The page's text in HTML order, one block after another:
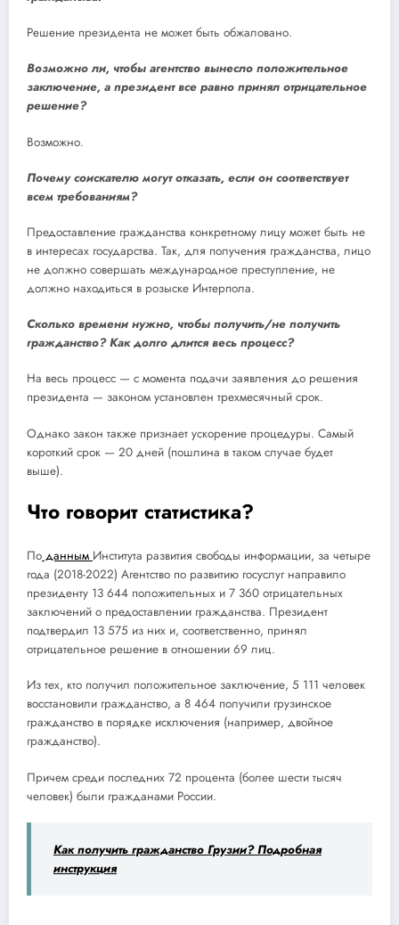
Решение президента не может быть обжаловано.
Возможно ли, чтобы агентство вынесло положительное
заключение, а президент все равно принял отрицательное
решение?
Возможно.
Почему соискателю могут отказать, если он соответствует
всем требованиям?
Предоставление гражданства конкретному лицу может быть не
в интересах государства. Так, для получения гражданства, лицо
не должно совершать международное преступление, не
должно находиться в розыске Интерпола.
Сколько времени нужно, чтобы получить/не получить
гражданство? Как долго длится весь процесс?
На весь процесс — с момента подачи заявления до решения
президента — законом установлен трехмесячный срок.
Однако закон также признает ускорение процедуры. Самый
короткий срок — 20 дней (пошлина в таком случае будет
выше).
Что говорит статистика?
По данным Института развития свободы информации, за четыре
года (2018-2022) Агентство по развитию госуслуг направило
президенту 13 644 положительных и 7 360 отрицательных
заключений о предоставлении гражданства. Президент
подтвердил 13 575 из них и, соответственно, принял
отрицательное решение в отношении 69 лиц.
Из тех, кто получил положительное заключение, 5 111 человек
восстановили гражданство, а 8 464 получили грузинское
гражданство в порядке исключения (например, двойное
гражданство).
Причем среди последних 72 процента (более шести тысяч
человек) были гражданами России.
Как получить гражданство Грузии? Подробная
инструкция